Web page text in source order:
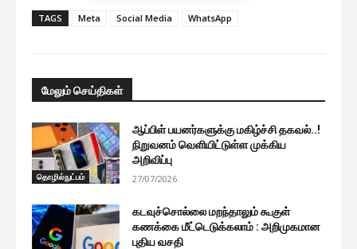
TAGS Meta Social Media WhatsApp
மேலும் செய்திகள்
தொழில்நுட்பம்
ஆப்பிள் பயனர்களுக்கு மகிழ்ச்சி தகவல்..!
நிறுவனம் வெளியிட்டுள்ள முக்கிய
அறிவிப்பு
27/07/2026
கடவுச்சொல்லை மறந்தாலும் கூகுள்
கணக்கை மீட்டெடுக்கலாம் : அறிமுகமான
புதிய வசதி